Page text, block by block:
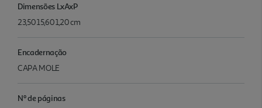
Dimensões LxAxP
23,50 15,60 1,20 cm
Encadernação
CAPA MOLE
Nº de páginas